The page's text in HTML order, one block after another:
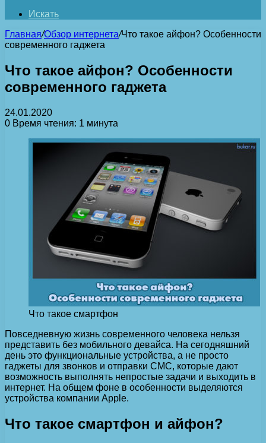
Искать
Главная/Обзор интернета/Что такое айфон? Особенности
современного гаджета
Что такое айфон? Особенности
современного гаджета
24.01.2020
0 Время чтения: 1 минута
Что такое смартфон
Повседневную жизнь современного человека нельзя
представить без мобильного девайса. На сегодняшний
день это функциональные устройства, а не просто
гаджеты для звонков и отправки СМС, которые дают
возможность выполнять непростые задачи и выходить в
интернет. На общем фоне в особенности выделяются
устройства компании Apple.
Что такое смартфон и айфон?